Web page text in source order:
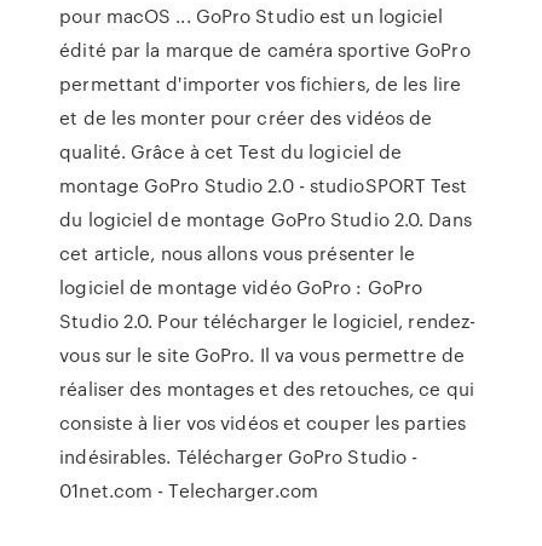
pour macOS ... GoPro Studio est un logiciel
édité par la marque de caméra sportive GoPro
permettant d'importer vos fichiers, de les lire
et de les monter pour créer des vidéos de
qualité. Grâce à cet Test du logiciel de
montage GoPro Studio 2.0 - studioSPORT Test
du logiciel de montage GoPro Studio 2.0. Dans
cet article, nous allons vous présenter le
logiciel de montage vidéo GoPro : GoPro
Studio 2.0. Pour télécharger le logiciel, rendez-
vous sur le site GoPro. Il va vous permettre de
réaliser des montages et des retouches, ce qui
consiste à lier vos vidéos et couper les parties
indésirables. Télécharger GoPro Studio -
01net.com - Telecharger.com